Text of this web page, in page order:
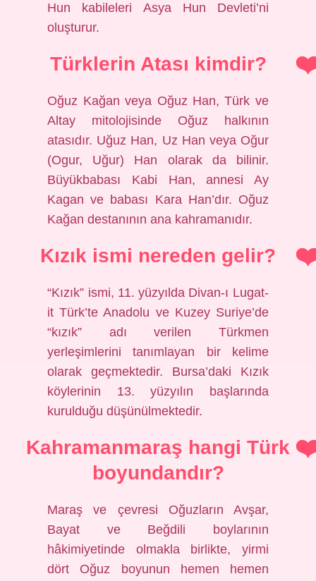
Hun kabileleri Asya Hun Devleti’ni
oluşturur.
Türklerin Atası kimdir?
Oğuz Kağan veya Oğuz Han, Türk ve
Altay mitolojisinde Oğuz halkının
atasıdır. Uğuz Han, Uz Han veya Oğur
(Ogur, Uğur) Han olarak da bilinir.
Büyükbabası Kabi Han, annesi Ay
Kagan ve babası Kara Han’dır. Oğuz
Kağan destanının ana kahramanıdır.
Kızık ismi nereden gelir?
“Kızık” ismi, 11. yüzyılda Divan-ı Lugat-
it Türk’te Anadolu ve Kuzey Suriye’de
“kızık” adı verilen Türkmen
yerleşimlerini tanımlayan bir kelime
olarak geçmektedir. Bursa’daki Kızık
köylerinin 13. yüzyılın başlarında
kurulduğu düşünülmektedir.
Kahramanmaraş hangi Türk
boyundandır?
Maraş ve çevresi Oğuzların Avşar,
Bayat ve Beğdili boylarının
hâkimiyetinde olmakla birlikte, yirmi
dört Oğuz boyunun hemen hemen